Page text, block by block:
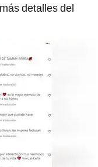
detalles del